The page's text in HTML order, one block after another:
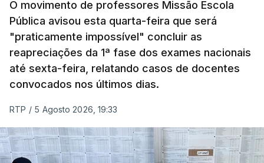
O movimento de professores Missão Escola
Pública avisou esta quarta-feira que será
"praticamente impossível" concluir as
reapreciações da 1ª fase dos exames nacionais
até sexta-feira, relatando casos de docentes
convocados nos últimos dias.
RTP / 5 Agosto 2026, 19:33